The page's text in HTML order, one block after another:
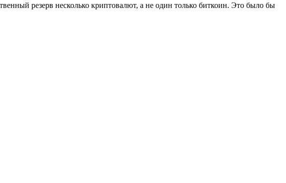
резерв несколько криптовалют, а не один только биткоин. Это было бы